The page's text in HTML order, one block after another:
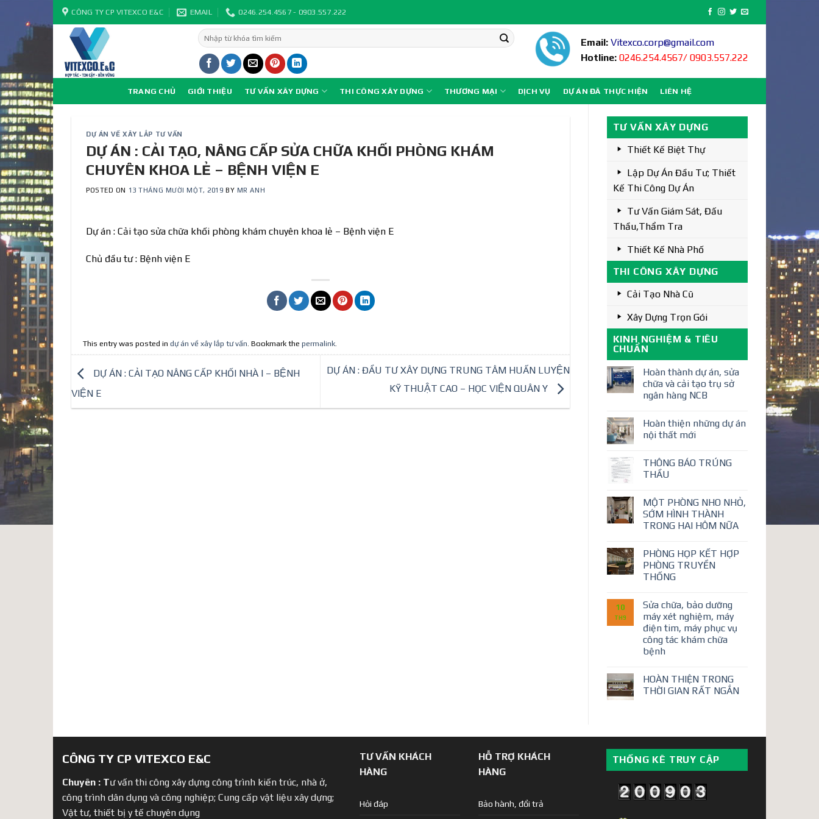
Skip
to
content
CÔNG TY CP VITEXCO E&C EMAIL 0246.254.4567 - 0903.557.222
Tìm
kiếm:
Email: Vitexco.corp@gmail.com
Hotline: 0246.254.4567/ 0903.557.222
TRANG CHỦ GIỚI THIỆU TƯ VẤN XÂY DỰNG THI CÔNG XÂY DỰNG THƯƠNG MẠI DỊCH VỤ DỰ ÁN ĐÃ THỰC HIỆN LIÊN HỆ
DỰ ÁN VỀ XÂY LẮP TƯ VẤN
DỰ ÁN : CẢI TẠO, NÂNG CẤP SỬA CHỮA KHỐI PHÒNG KHÁM
CHUYÊN KHOA LẺ – BỆNH VIỆN E
POSTED ON 13 THÁNG MƯỜI MỘT, 2019 BY MR ANH
Dự án : Cải tạo sửa chữa khối phòng khám chuyên khoa lẻ – Bệnh viện E
Chủ đầu tư : Bệnh viện E
This entry was posted indự án về xây lắp tư vấn . Bookmark thepermalink
DỰ ÁN : CẢI TẠO NÂNG CẤP KHỐI NHÀ I – BỆNH
VIỆN E
DỰ ÁN : ĐẦU TƯ XÂY DỰNG TRUNG TÂM HUẤN LUYỆN
KỸ THUẬT CAO – HỌC VIỆN QUÂN Y
TƯ VẤN XÂY DỰNG
Thiết Kế Biệt Thự
Lập Dự Án Đầu Tư; Thiết
Kế Thi Công Dự Án
Tư Vấn Giám Sát, Đấu
Thầu,thẩm Tra
Thiết Kế Nhà Phố
THI CÔNG XÂY DỰNG
Cải Tạo Nhà Cũ
Xây Dựng Trọn Gói
KINH NGHIỆM & TIÊU
CHUẨN
Hoàn thành dự án, sửa
chữa và cải tạo trụ sở
ngân hàng NCB
Hoàn thiện những dự án
nội thất mới
THÔNG BÁO TRÚNG
THẦU
MỘT PHÒNG NHO NHỎ,
SỚM HÌNH THÀNH
TRONG HAI HÔM NỮA
PHÒNG HỌP KẾT HỢP
PHÒNG TRUYỀN
THỐNG
10
TH9
Sửa chữa, bảo dưỡng
máy xét nghiệm, máy
điện tim, máy phục vụ
công tác khám chữa
bệnh
HOÀN THIỆN TRONG
THỜI GIAN RẤT NGẮN
CÔNG TY CP VITEXCO E&C
Chuyên : Tư vấn thi công xây dựng công trình kiến trúc, nhà ở,
công trình dân dụng và công nghiệp; Cung cấp vật liệu xây dựng;
Vật tư, thiết bị y tế chuyên dụng
TƯ VẤN KHÁCH
HÀNG
Hỏi đáp
HỖ TRỢ KHÁCH
HÀNG
Bảo hành, đổi trả
THỐNG KÊ TRUY CẬP